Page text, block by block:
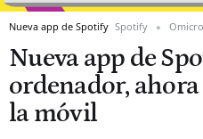
Nueva app de Spotify Spotify
Nueva app de
ordenador,
la móvil